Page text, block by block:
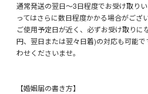
通常発送の翌日～3日程度でお受け取り
ってはさらに数日程度かかる場合がござい
ご使用予定日が近く、必ずお受け取りに
円、翌日または翌々日着)の対応も可能
わせくださいませ。
【婚姻届の書き方】